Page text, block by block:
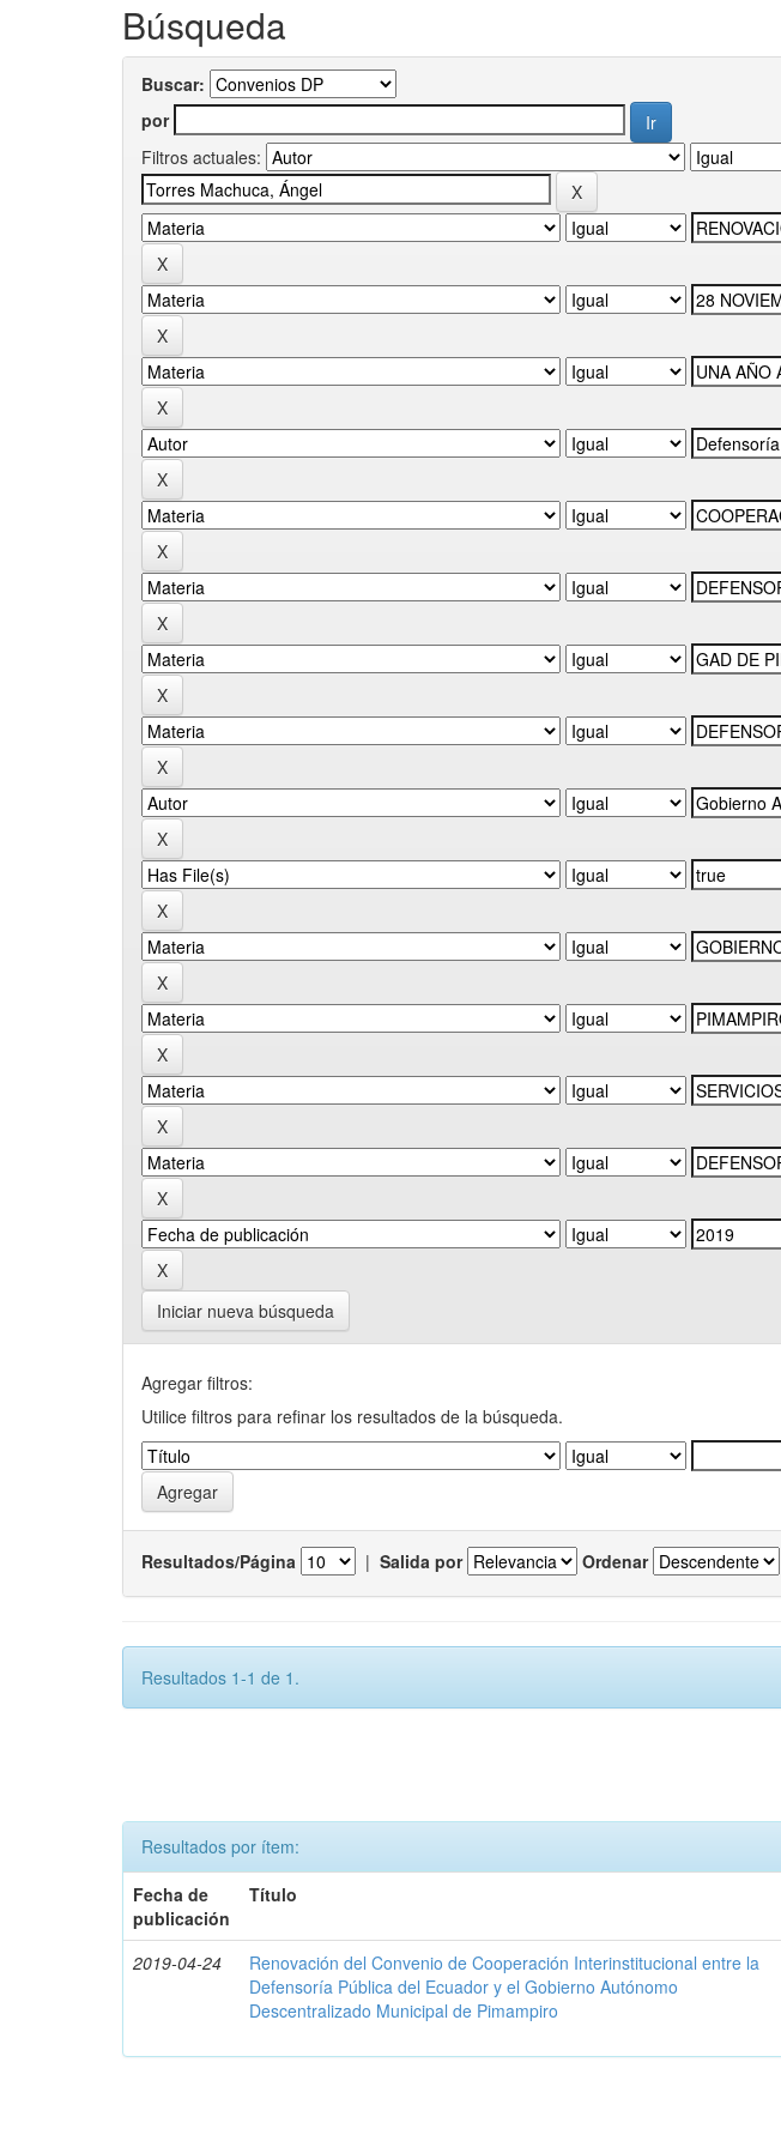
Búsqueda
Buscar:
por
Filtros actuales:
Iniciar nueva búsqueda
Agregar filtros:
Utilice filtros para refinar los resultados de la búsqueda.
Resultados/Página | Salida por Ordenar
Resultados 1-1 de 1.
Resultados por ítem:
Fecha de
publicación
Título
2019-04-24
Renovación del Convenio de Cooperación Interinstitucional entre la
Defensoría Pública del Ecuador y el Gobierno Autónomo
Descentralizado Municipal de Pimampiro